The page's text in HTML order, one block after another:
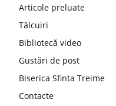
Articole preluate
Tâlcuiri
Bibliotecă video
Gustări de post
Biserica Sfinta Treime
Contacte